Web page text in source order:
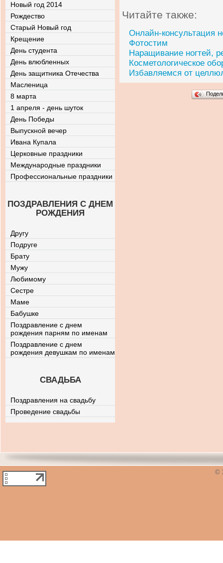
Читайте также:
Онлайн-консультация
Фотостим
Наращивание ногтей,
Косметологическое
Избавляемся от
Новый год 2014
Рождество
Старый Новый год
Крещение
День студента
День влюбленных
День защитника Отечества
Масленица
8 марта
1 апреля - день шуток
День Победы
Выпускной вечер
Ивана Купала
Церковные праздники
Международные праздники
Профессиональные праздники
ПОЗДРАВЛЕНИЯ С ДНЕМ
РОЖДЕНИЯ
Другу
Подруге
Брату
Мужу
Любимому
Сестре
Маме
Бабушке
Поздравление с днем
рождения парням по именам
Поздравление с днем
рождения девушкам по именам
СВАДЬБА
Поздравления на свадьбу
Проведение свадьбы
©